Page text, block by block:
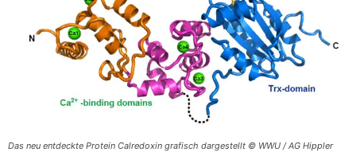
Das neu entdeckte Protein Calredoxin grafisch dargestellt © WWU / AG Hippler